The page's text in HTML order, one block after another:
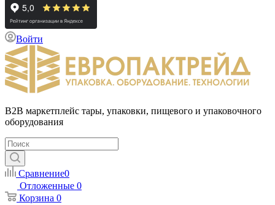
Войти
B2B маркетплейс тары, упаковки, пищевого и упаковочного
оборудования
Сравнение0
Отложенные 0
Корзина 0